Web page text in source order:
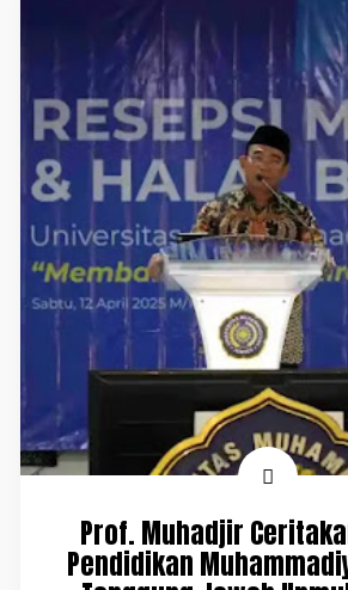
Prof. Muhadjir
Pendidikan